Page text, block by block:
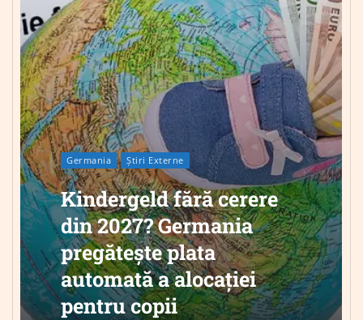
Germania Știri Externe
Kindergeld fără cerere
din 2027? Germania
pregătește plata
automată a alocației
pentru copii